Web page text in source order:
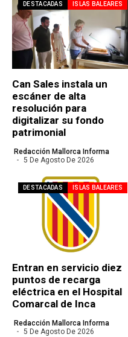
DESTACADAS ISLAS BALEARES
Can Sales instala un
escáner de alta
resolución para
digitalizar su fondo
patrimonial
Redacción Mallorca Informa
5 De Agosto De 2026
DESTACADAS ISLAS BALEARES
Entran en servicio diez
puntos de recarga
eléctrica en el Hospital
Comarcal de Inca
Redacción Mallorca Informa
5 De Agosto De 2026